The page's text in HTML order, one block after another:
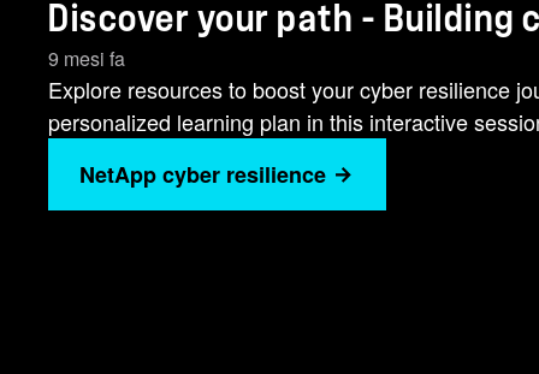
Discover your path - Building
9 mesi fa
Explore resources to boost your cyber resilience
personalized learning plan in this interactive
NetApp cyber resilience